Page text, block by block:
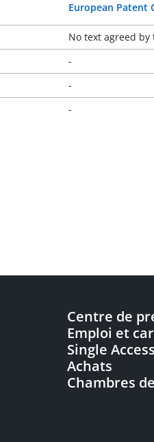
European Patent
No text agreed
-
-
-
Centre de
Emploi et
Single
Achats
Chambres